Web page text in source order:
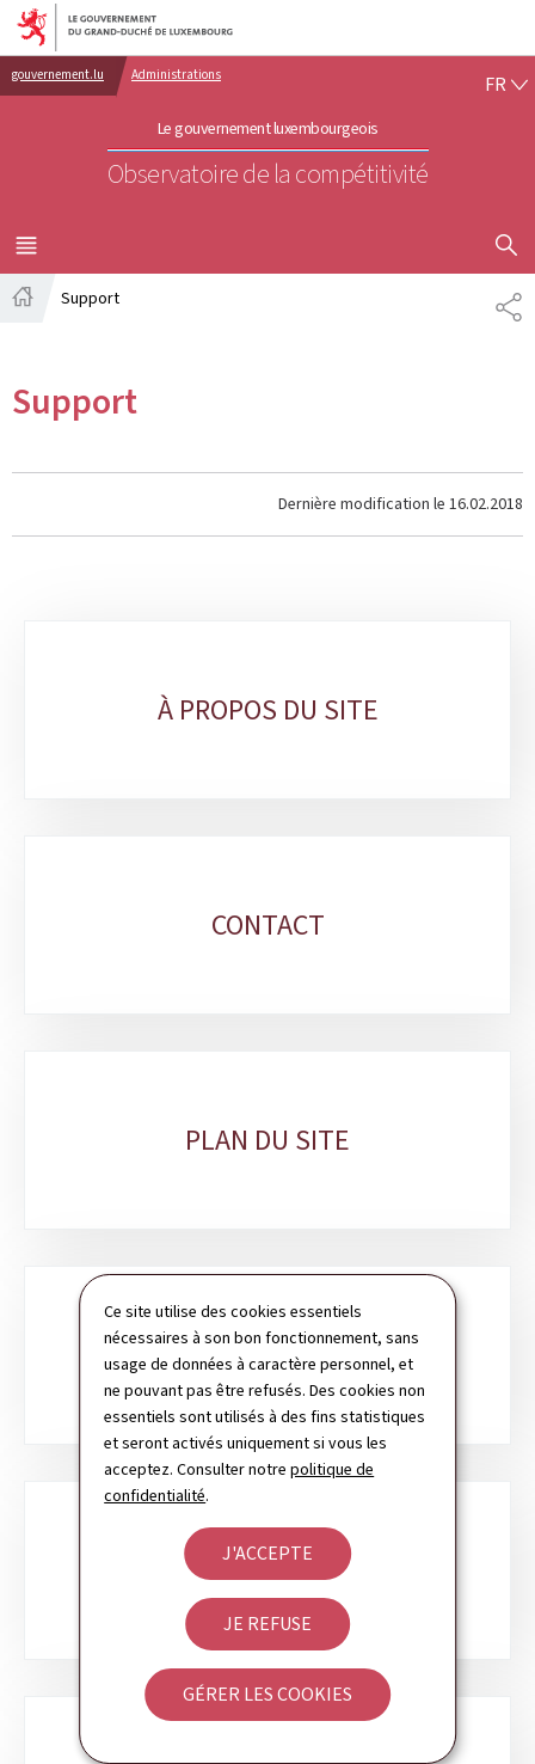
Ce site utilise des cookies essentiels
nécessaires à son bon fonctionnement, sans
usage de données à caractère personnel, et
ne pouvant pas être refusés. Des cookies non
essentiels sont utilisés à des fins statistiques
et seront activés uniquement si vous les
acceptez. Consulter notrepolitique de
confidentialité.
J'ACCEPTE
JE REFUSE
GÉRER LES COOKIES
Aller au menu principal
Aller au contenu
gouvernement.lu Administrations
Le gouvernement luxembourgeois
Observatoire de la compétitivité
FR
MENU
PRINCIPAL
Support
Support
Dernière modification le 16.02.2018
À PROPOS DU SITE
CONTACT
PLAN DU SITE
RECHERCHE
NEWSLETTER